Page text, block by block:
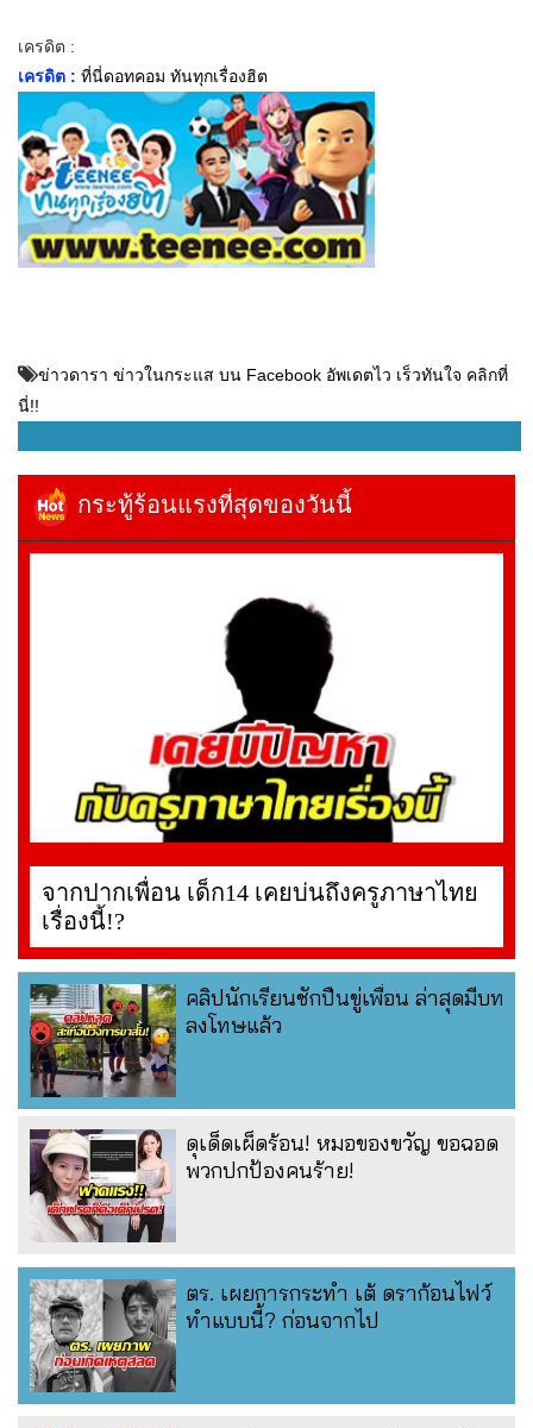
เครดิต :
เครดิต : ที่นี่ดอทคอม ทันทุกเรื่องฮิต
ข่าวดารา ข่าวในกระแส บน Facebook อัพเดตไว เร็วทันใจ คลิกที่
นี่!!
กระทู้ร้อนแรงที่สุดของวันนี้
จากปากเพื่อน เด็ก14 เคยบ่นถึงครูภาษาไทย
เรื่องนี้!?
คลิปนักเรียนชักปืนขู่เพื่อน ล่าสุดมีบท
ลงโทษแล้ว
ดุเด็ดเผ็ดร้อน! หมอของขวัญ ขอฉอด
พวกปกป้องคนร้าย!
ตร. เผยการกระทำ เต้ ดราก้อนไฟว์
ทำแบบนี้? ก่อนจากไป